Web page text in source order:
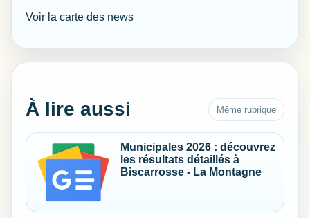
Voir la carte des news
À lire aussi Même rubrique
Municipales 2026 : découvrez
les résultats détaillés à
Biscarrosse - La Montagne